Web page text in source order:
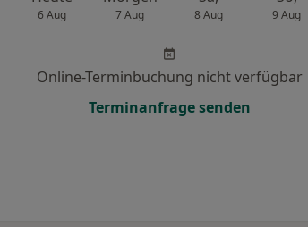
6 Aug 7 Aug 8 Aug 9 Aug
Online-Terminbuchung nicht verfügbar
Terminanfrage senden